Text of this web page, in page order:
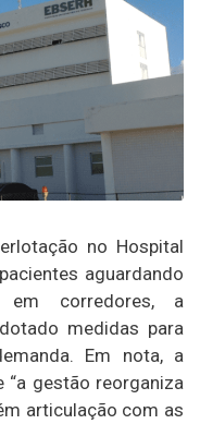
no Hospital
aguardando
em corredores, a
medidas para
Em nota, a
“a gestão reorganiza
articulação com as